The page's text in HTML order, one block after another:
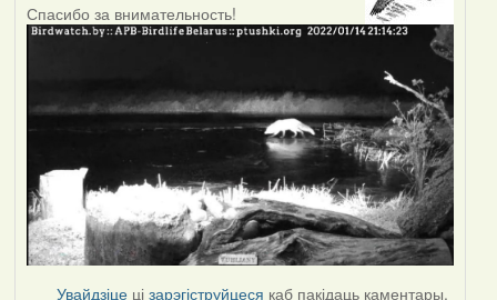
Спасибо за внимательность!
Увайдзіце цізарэгіструйцеся каб пакідаць каментары.